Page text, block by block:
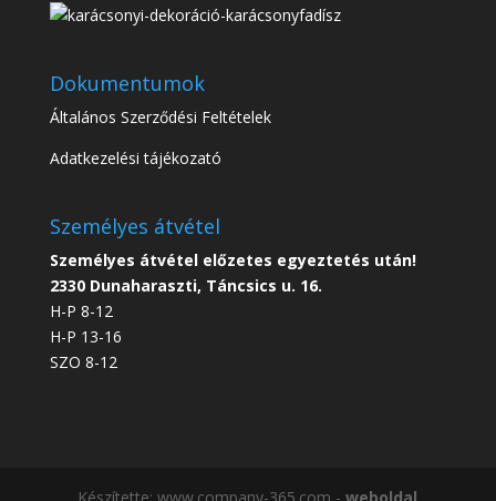
Dokumentumok
Általános Szerződési Feltételek
Adatkezelési tájékozató
Személyes átvétel
Személyes átvétel előzetes egyeztetés után!
2330 Dunaharaszti, Táncsics u. 16.
H-P 8-12
H-P 13-16
SZO 8-12